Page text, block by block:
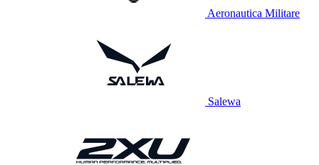
Aeronautica Militare
Salewa